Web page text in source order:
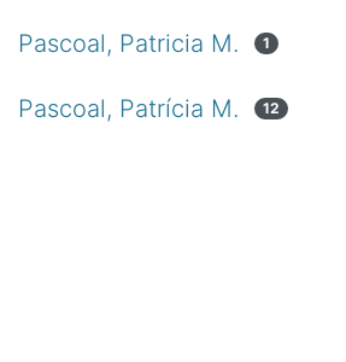
Pascoal, Patricia M. 1
Pascoal, Patrícia M. 12